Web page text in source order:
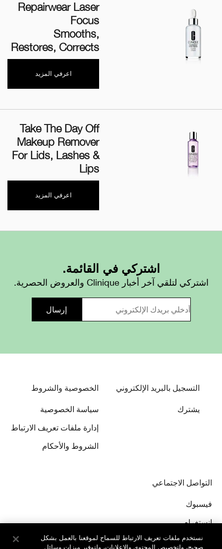
Repairwear Laser
Focus
Smooths,
Restores, Corrects
اعرفي المزيد
Take The Day Off
Makeup Remover
For Lids, Lashes &
Lips
اعرفي المزيد
اشتركي في القائمة.
اشتركي لتلقي آخر أخبار Clinique والعروض الحصرية.
التسجيل بالبريد الإلكتروني
يشترك
الخصوصية والشروط
سياسة الخصوصية
إدارة ملفات تعريف الارتباط
الشروط والأحكام
التواصل الاجتماعي
فيسبوك
إنستغرام
نستخدم ملفات تعريف الارتباط للسماح لموقعنا بالعمل بشكل
صحيح، ولتخصيص المحتوى والإعلانات، ولتوفير ميزات وسائل